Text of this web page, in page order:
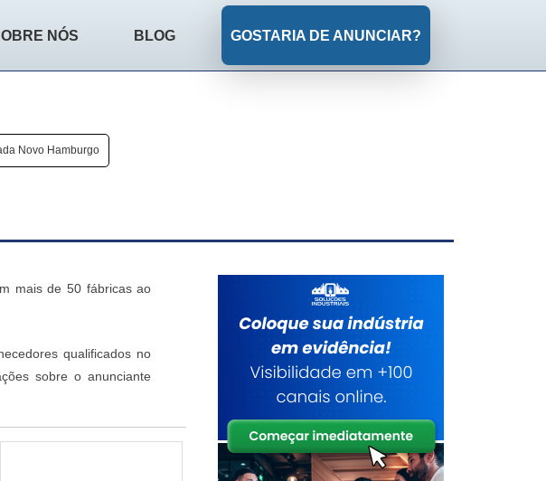
NÓS BLOG GOSTARIA DE ANUNCIAR?
Novo Hamburgo
mais de 50 fábricas ao
qualificados no
sobre o anunciante